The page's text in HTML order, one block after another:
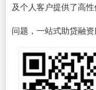
及个人客户提供了高
问题，一站式助贷融